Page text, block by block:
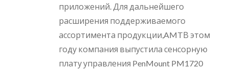
приложений. Для дальнейшего
расширения поддерживаемого
ассортимента продукции,AMTВ этом
году компания выпустила сенсорную
плату управления PenMount PM1720